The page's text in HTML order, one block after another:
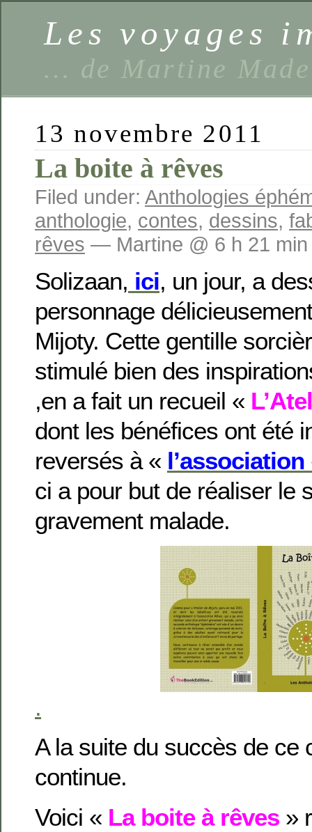
Les voyages
… de Martine
13 novembre 2011
La boite à rêves
Filed under: Anthologies
anthologie, contes, dessins,
rêves — Martine @ 6 h 21 min
Solizaan, ici, un jour, a
personnage
Mijoty. Cette gentille
stimulé bien des
,en a fait un recueil «
dont les bénéfices ont été
reversés à « l’association
ci a pour but de réaliser le
gravement malade.
.
A la suite du succès de ce
continue.
Voici « La boite à rêves »